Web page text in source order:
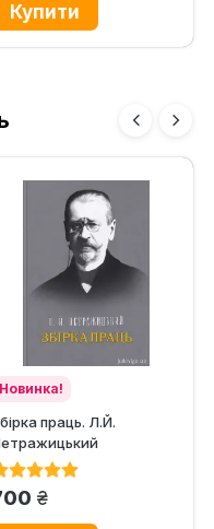
Новинка!
праць. Л.Й.
грн.